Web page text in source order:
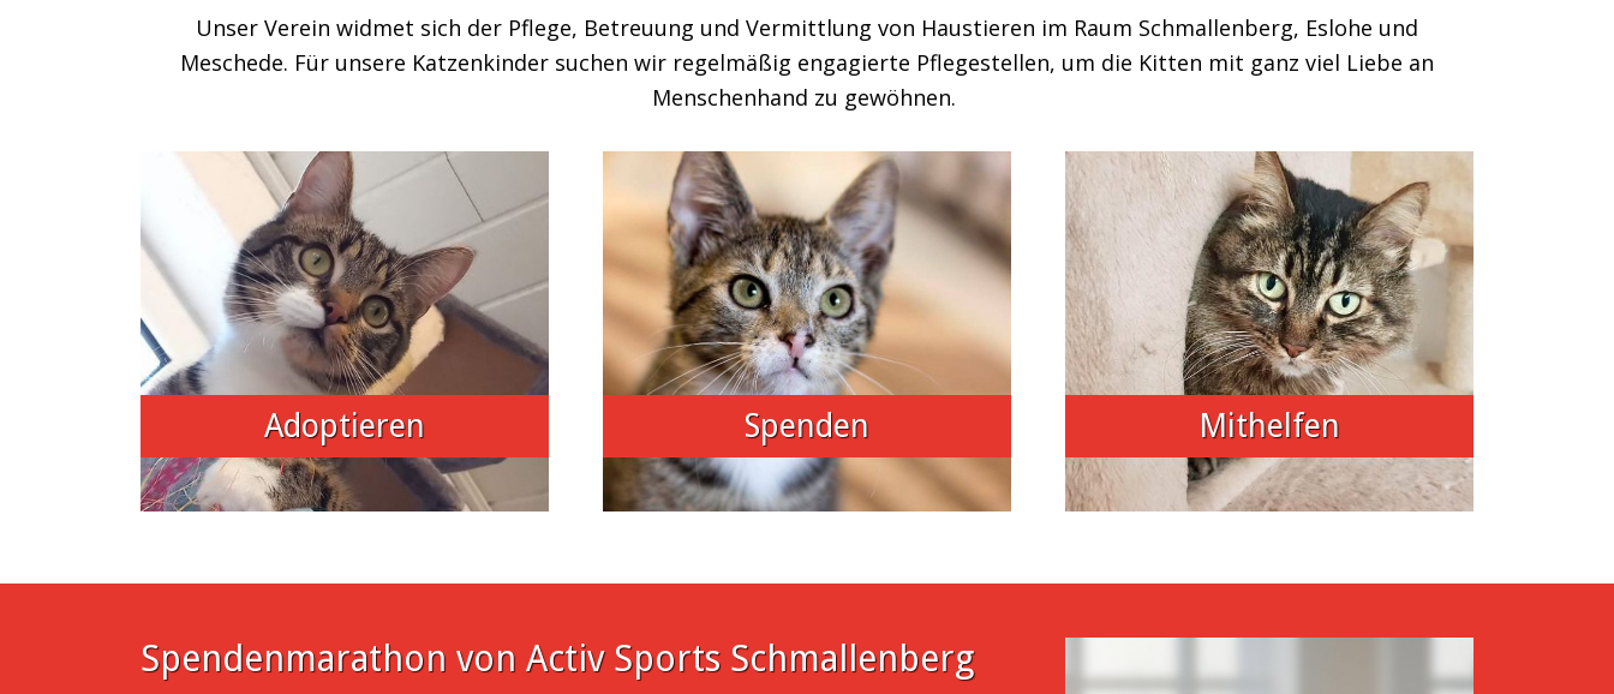
Unser Verein widmet sich der Pflege, Betreuung und Vermittlung von Haustieren im Raum Schmallenberg, Eslohe und
Meschede. Für unsere Katzenkinder suchen wir regelmäßig engagierte Pflegestellen, um die Kitten mit ganz viel Liebe an
Menschenhand zu gewöhnen.
Adoptieren Spenden Mithelfen
Spendenmarathon von Activ Sports Schmallenberg